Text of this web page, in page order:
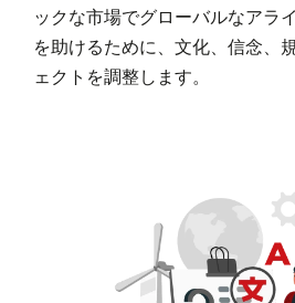
ックな市場でグローバルなアラ
を助けるために、文化、信念、
ェクトを調整します。